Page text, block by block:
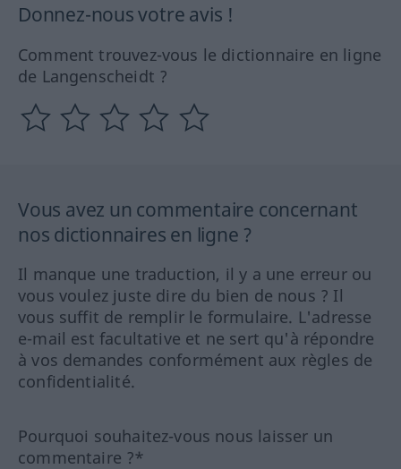
Donnez-nous votre avis !
Comment trouvez-vous le dictionnaire en ligne
de Langenscheidt ?
Vous avez un commentaire concernant
nos dictionnaires en ligne ?
Il manque une traduction, il y a une erreur ou
vous voulez juste dire du bien de nous ? Il
vous suffit de remplir le formulaire. L'adresse
e-mail est facultative et ne sert qu'à répondre
à vos demandes conformément aux règles de
confidentialité.
Pourquoi souhaitez-vous nous laisser un
commentaire ?*